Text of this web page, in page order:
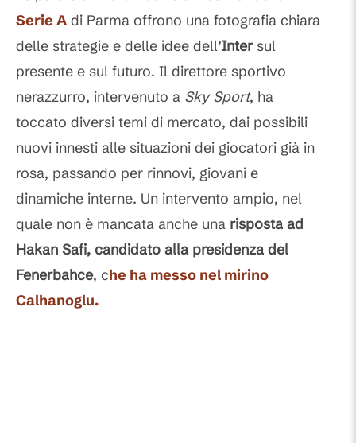
Serie A di Parma offrono una fotografia chiara
delle strategie e delle idee dell’Intersul
presente e sul futuro. Il direttore sportivo
nerazzurro, intervenuto a Sky Sport, ha
toccato diversi temi di mercato, dai possibili
nuovi innesti alle situazioni dei giocatori già in
rosa, passando per rinnovi, giovani e
dinamiche interne. Un intervento ampio, nel
quale non è mancata anche una risposta ad
Hakan Safi, candidato alla presidenza del
Fenerbahce, che ha messo nel mirino
Calhanoglu.